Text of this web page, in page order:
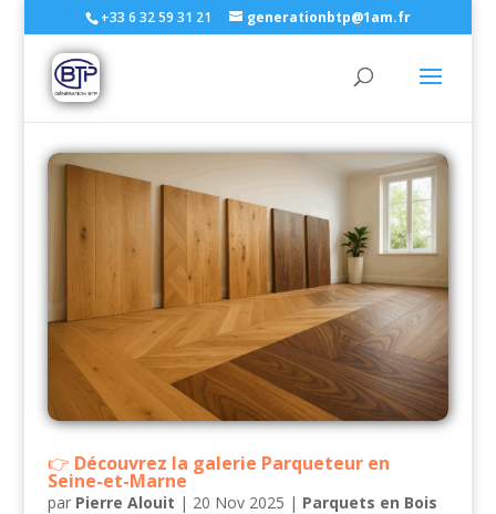
+33 6 32 59 31 21 generationbtp@1am.fr
Découvrez la galerie Parqueteur en
Seine-et-Marne
par Pierre Alouit | 20 Nov 2025 | Parquets en Bois